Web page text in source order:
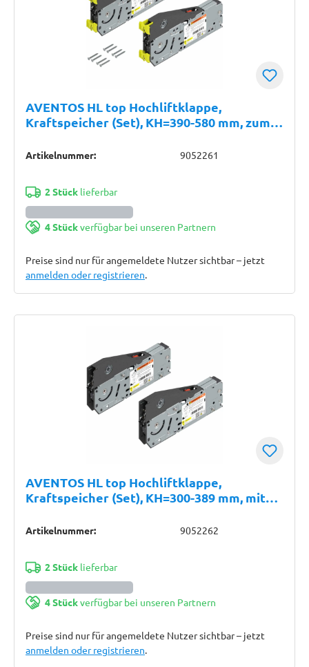
AVENTOS HL top Hochliftklappe,
Kraftspeicher (Set), KH=390-580 mm, zum
verzinkt
Artikelnummer: 9052261
2 Stücklieferbar
4 Stückverfügbar bei unseren Partnern
Preise sind nur für angemeldete Nutzer sichtbar – jetzt
anmelden oder registrieren.
AVENTOS HL top Hochliftklappe,
Kraftspeicher (Set), KH=300-389 mm, mit
geeignet, verzinkt
Artikelnummer: 9052262
2 Stücklieferbar
4 Stückverfügbar bei unseren Partnern
Preise sind nur für angemeldete Nutzer sichtbar – jetzt
anmelden oder registrieren.